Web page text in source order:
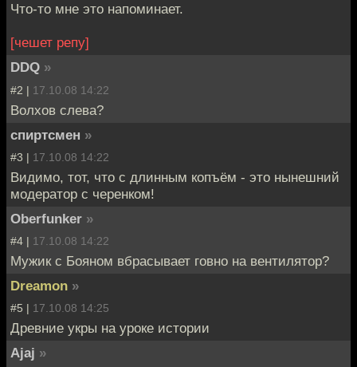
Что-то мне это напоминает.
[чешет репу]
DDQ »
#2 | 17.10.08 14:22
Волхов слева?
спиртсмен »
#3 | 17.10.08 14:22
Видимо, тот, что с длинным копъём - это нынешний
модератор с черенком!
Oberfunker »
#4 | 17.10.08 14:22
Мужик с Бояном вбрасывает говно на вентилятор?
Dreamon »
#5 | 17.10.08 14:25
Древние укры на уроке истории
Ajaj »